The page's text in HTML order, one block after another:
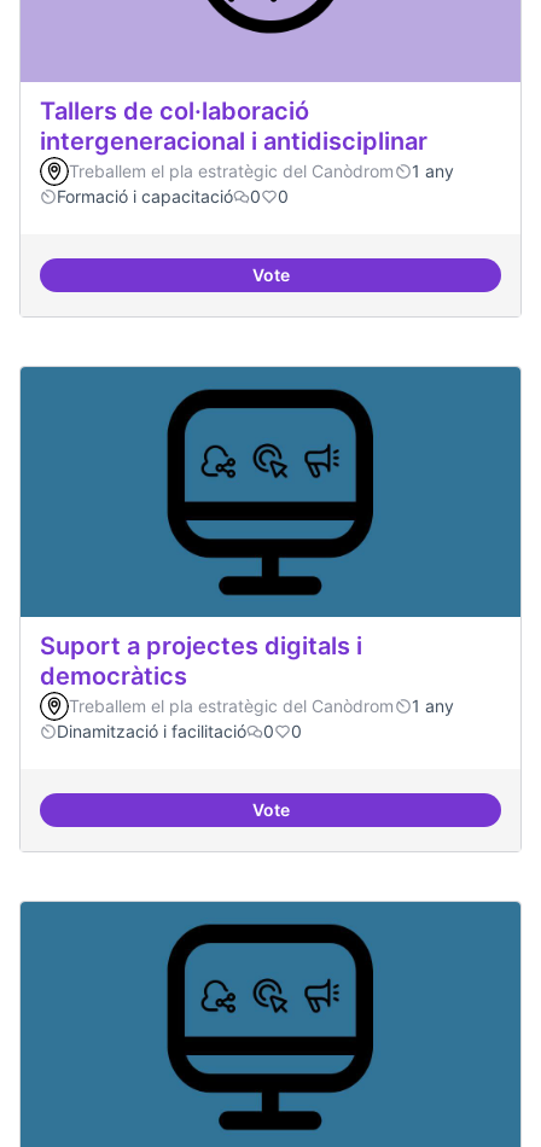
Tallers de col·laboració
intergeneracional i antidisciplinar
Treballem el pla estratègic del Canòdrom
1 any
Formació i capacitació
0 0
VoteTallers de col·laboració
Suport a projectes digitals i
democràtics
Treballem el pla estratègic del Canòdrom
1 any
Dinamització i facilitació
0 0
VoteSuport a projectes digitals i